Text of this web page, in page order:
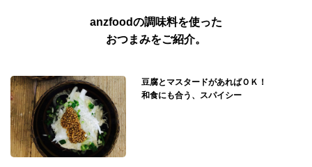
anzfoodの調味料を使った
おつまみをご紹介。
豆腐とマスタードがあればＯＫ！
和食にも合う、スパイシー